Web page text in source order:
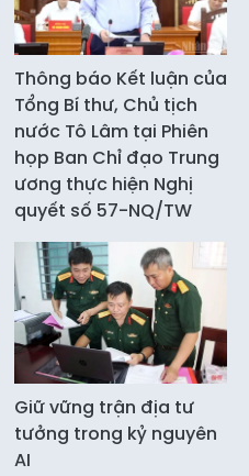
Thông báo Kết luận của
Tổng Bí thư, Chủ tịch
nước Tô Lâm tại Phiên
họp Ban Chỉ đạo Trung
ương thực hiện Nghị
quyết số 57-NQ/TW
Giữ vững trận địa tư
tưởng trong kỷ nguyên
AI